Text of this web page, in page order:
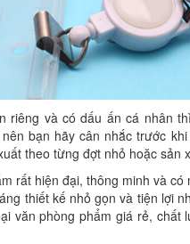
riêng và có dấu ấn cá nhân
bạn hãy cân nhắc trước
theo từng đợt nhỏ hoặc
rất hiện đại, thông minh và
thiết kế nhỏ gọn và tiện lợi
văn phòng phẩm giá rẻ, chất